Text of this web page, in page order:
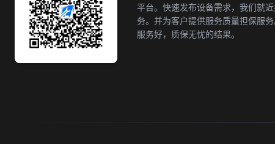
平台。快速发布设备需求，我们就
务。并为客户提供服务质量担保服务
服务好，质保无忧的结果。